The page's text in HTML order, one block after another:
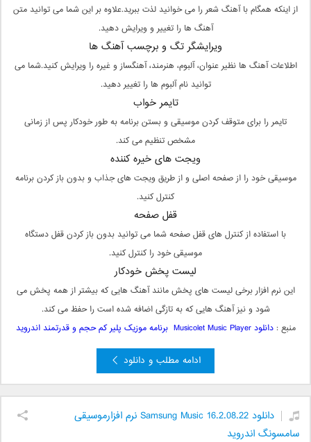
از اینکه همگام با آهنگ شعر را می خوانید لذت ببرید.علاوه بر این شما می توانید متن
آهنگ ها را تغییر و ویرایش دهید.
ویرایشگر تگ و برچسب آهنگ ها
اطلاعات آهنگ ها نظیر عنوان، آلبوم، هنرمند، آهنگساز و غیره را ویرایش کنید.شما می
توانید نام آلبوم ها را تغییر دهید.
تایمر خواب
تایمر را برای متوقف کردن موسیقی و بستن برنامه به طور خودکار پس از زمانی
مشخص تنظیم می کند.
ویجت های خیره کننده
موسیقی خود را از صفحه اصلی و از طریق ویجت های جذاب و بدون باز کردن برنامه
کنترل کنید.
قفل صفحه
با استفاده از کنترل های قفل صفحه شما می توانید بدون باز کردن قفل دستگاه
موسیقی خود را کنترل کنید.
لیست پخش خودکار
این نرم افزار برخی لیست های پخش مانند آهنگ هایی که بیشتر از همه پخش می
شود و نیز آهنگ هایی که به تازگی اضافه شده است را حفظ می کند.
منبع :دانلود Musicolet Music Player برنامه موزیک پلیر کم حجم و قدرتمند اندروید
ادامه مطلب و دانلود
دانلود Samsung Music 16.2.08.22 نرم افزارموسیقی
سامسونگ اندروید